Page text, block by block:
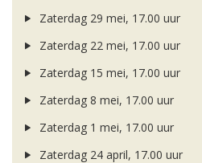
Zaterdag 29 mei, 17.00 uur
Zaterdag 22 mei, 17.00 uur
Zaterdag 15 mei, 17.00 uur
Zaterdag 8 mei, 17.00 uur
Zaterdag 1 mei, 17.00 uur
Zaterdag 24 april, 17.00 uur